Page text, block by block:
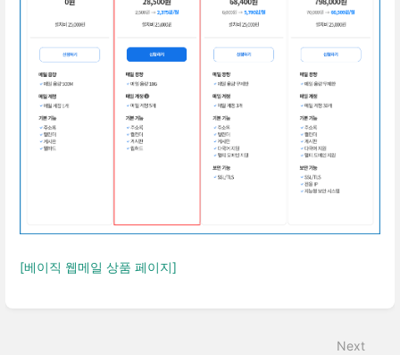
[베이직 웹메일 상품 페이지]
Next